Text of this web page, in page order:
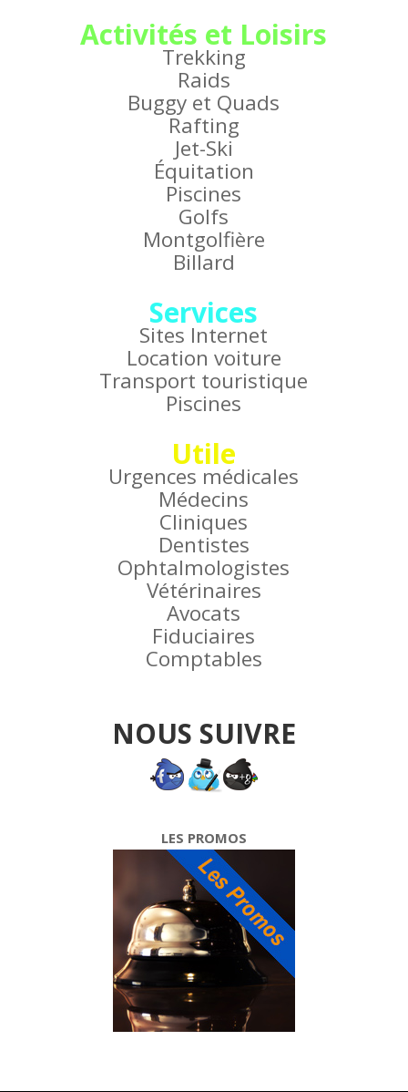
Activités et Loisirs
Trekking
Raids
Buggy et Quads
Rafting
Jet-Ski
Équitation
Piscines
Golfs
Montgolfière
Billard
Services
Sites Internet
Location voiture
Transport touristique
Piscines
Utile
Urgences médicales
Médecins
Cliniques
Dentistes
Ophtalmologistes
Vétérinaires
Avocats
Fiduciaires
Comptables
NOUS SUIVRE
LES PROMOS